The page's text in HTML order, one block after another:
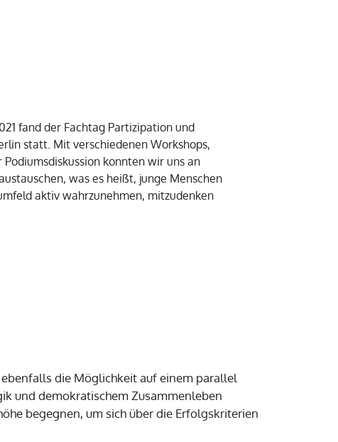
fand der Fachtag Partizipation und
statt. Mit verschiedenen Workshops,
konnten wir uns an
was es heißt, junge Menschen
aktiv wahrzunehmen, mitzudenken
die Möglichkeit auf einem parallel
und demokratischem Zusammenleben
begegnen, um sich über die Erfolgskriterien